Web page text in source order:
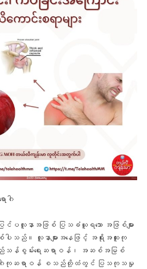
ဂါ
င်ပလူနာအဖြစ် ပြသခံယူရသော အဖြစ်များ
ါသည်။ လူနာများအနေဖြင့် အရိုးအထူးကု
သန်စွမ်းရေးဆရာဝန်၊ အဆစ်အမြစ်
ရောဂါကုဆရာဝန် စသည်တို့ထံတွင် ပြသကုသမှု